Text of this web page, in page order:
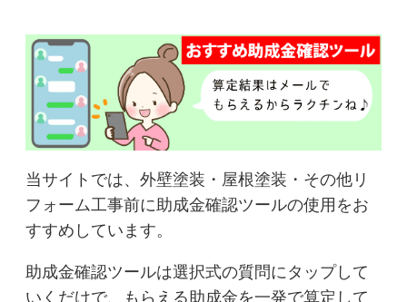
当サイトでは、外壁塗装・屋根塗装・その他リ
フォーム工事前に助成金確認ツールの使用をお
すすめしています。
助成金確認ツールは選択式の質問にタップして
いくだけで、もらえる助成金を一発で算定して